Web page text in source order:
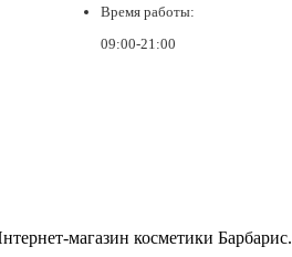
Время работы:
09:00-21:00
магазин косметики Барбарис.